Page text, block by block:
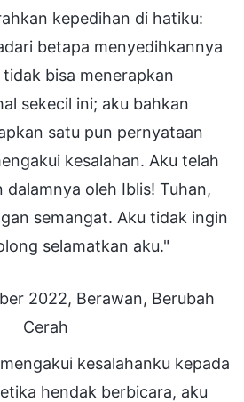
kepedihan di hatiku:
betapa menyedihkannya
bisa menerapkan
sekecil ini; aku bahkan
satu pun pernyataan
kesalahan. Aku telah
dalamnya oleh Iblis! Tuhan,
semangat. Aku tidak ingin
selamatkan aku."
2022, Berawan, Berubah
Cerah
kesalahanku kepada
hendak berbicara, aku